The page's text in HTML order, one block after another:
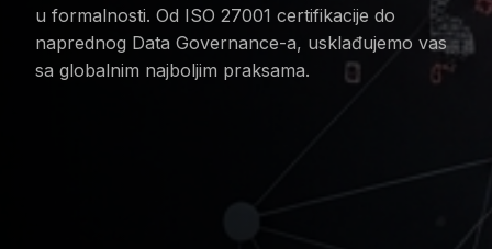
u formalnosti. Od ISO 27001 certifikacije do
naprednog Data Governance-a, usklađujemo vas
sa globalnim najboljim praksama.